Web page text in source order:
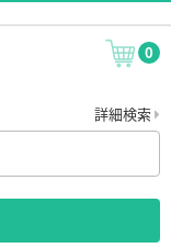
0
詳細検索